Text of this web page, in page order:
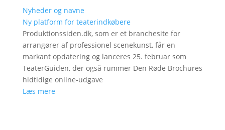
Nyheder og navne
Ny platform for teaterindkøbere
Produktionssiden.dk, som er et branchesite for
arrangører af professionel scenekunst, får en
markant opdatering og lanceres 25. februar som
TeaterGuiden, der også rummer Den Røde Brochures
hidtidige online-udgave
Læs mere